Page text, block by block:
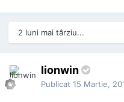
2 luni mai târziu...
lionwin
Publicat 15 Martie,